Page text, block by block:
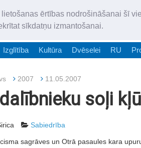
ērtības nodrošināšanai šī
sīkdatņu izmantošanai.
Izglītība Kultūra Dvēselei RU
2007 11.05.2007
soļi
Sabiedrība
sagrāves un Otrā pasaules kara